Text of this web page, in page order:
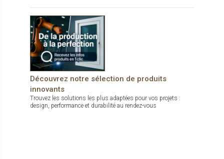
Découvrez notre sélection de produits
innovants
Trouvez les solutions les plus adaptées pour vos projets :
design, performance et durabilité au rendez-vous